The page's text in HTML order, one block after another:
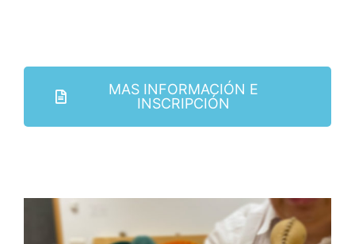
MAS INFORMACIÓN E
INSCRIPCIÓN